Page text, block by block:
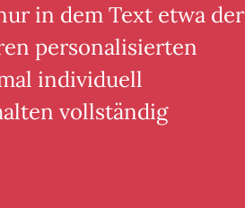
in dem Text etwa der
personalisierten
individuell
vollständig